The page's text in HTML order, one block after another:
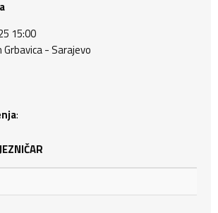
15:00
- Sarajevo
: